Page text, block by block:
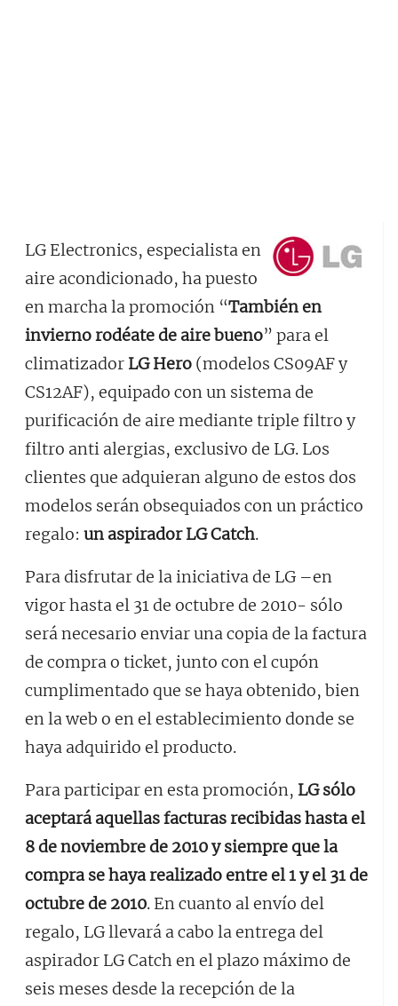
LG Electronics, especialista en
aire acondicionado, ha puesto
en marcha la promoción “También en
invierno rodéate de aire bueno” para el
climatizador LG Hero (modelos CS09AF y
CS12AF), equipado con un sistema de
purificación de aire mediante triple filtro y
filtro anti alergias, exclusivo de LG. Los
clientes que adquieran alguno de estos dos
modelos serán obsequiados con un práctico
regalo: un aspirador LG Catch.
Para disfrutar de la iniciativa de LG –en
vigor hasta el 31 de octubre de 2010- sólo
será necesario enviar una copia de la factura
de compra o ticket, junto con el cupón
cumplimentado que se haya obtenido, bien
en la web o en el establecimiento donde se
haya adquirido el producto.
Para participar en esta promoción, LG sólo
aceptará aquellas facturas recibidas hasta el
8 de noviembre de 2010 y siempre que la
compra se haya realizado entre el 1 y el 31 de
octubre de 2010. En cuanto al envío del
regalo, LG llevará a cabo la entrega del
aspirador LG Catch en el plazo máximo de
seis meses desde la recepción de la